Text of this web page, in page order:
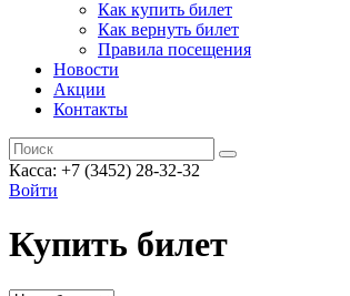
Как купить билет
Как вернуть билет
Правила посещения
Новости
Акции
Контакты
Касса: +7 (3452) 28-32-32
Войти
Купить билет